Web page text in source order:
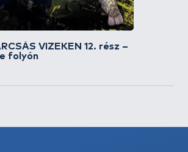
VIZEKEN 12. rész –
folyón